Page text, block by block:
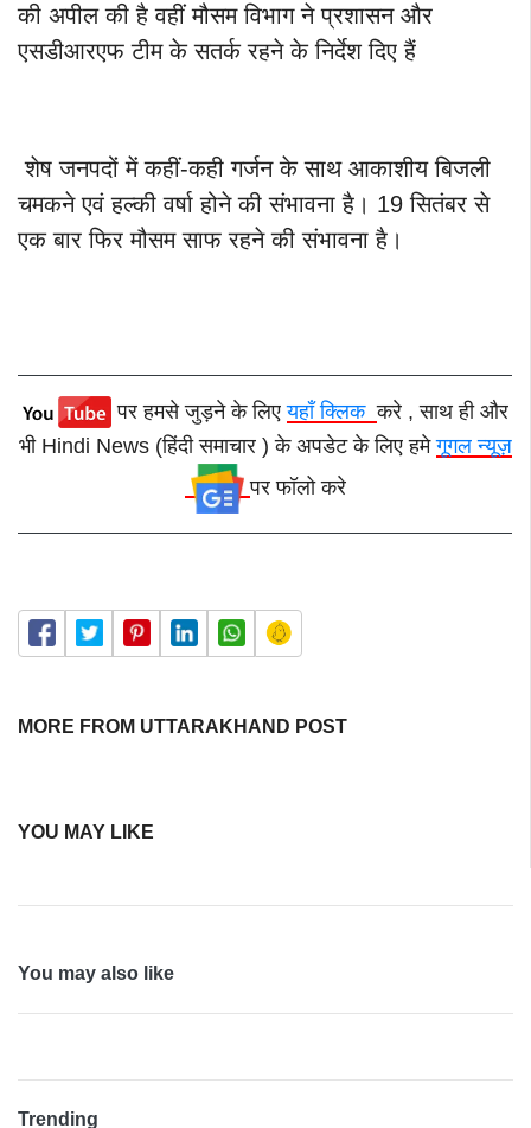
की अपील की है वहीं मौसम विभाग ने प्रशासन और
एसडीआरएफ टीम के सतर्क रहने के निर्देश दिए हैं
शेष जनपदों में कहीं-कही गर्जन के साथ आकाशीय बिजली
चमकने एवं हल्की वर्षा होने की संभावना है। 19 सितंबर से
एक बार फिर मौसम साफ रहने की संभावना है।
पर हमसे जुड़ने के लिएयहाँ क्लिककरे , साथ ही और
भी Hindi News (हिंदी समाचार ) के अपडेट के लिए हमेगूगल न्यूज़
पर फॉलो करे
MORE FROM UTTARAKHAND POST
YOU MAY LIKE
You may also like
Trending